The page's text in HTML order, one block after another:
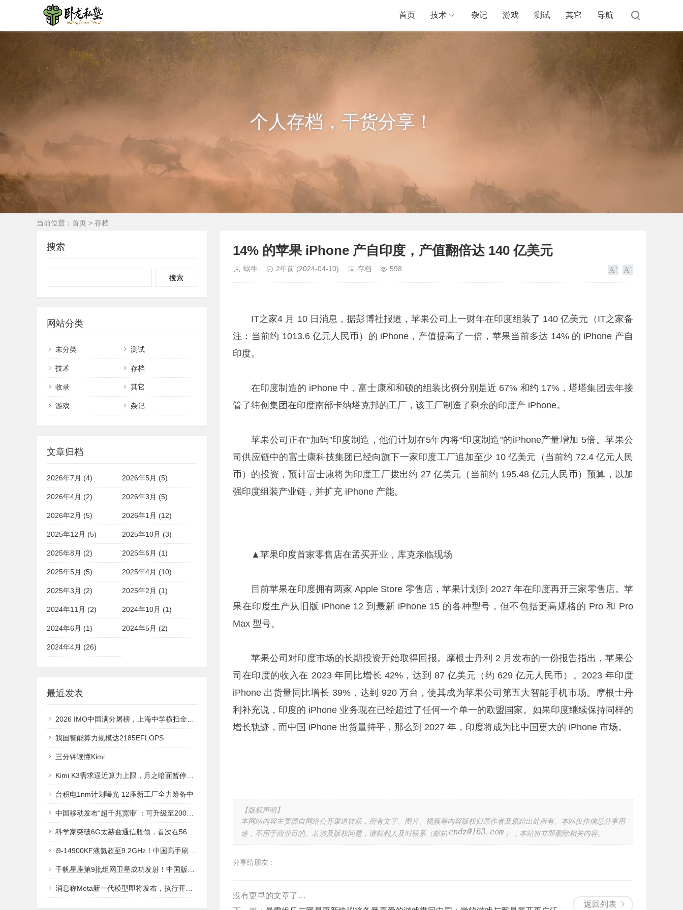
首页 技术 杂记 游戏 测试 其它 导航
个人存档，干货分享！
当前位置： 首页 > 存档
14% 的苹果 iPhone 产自印度，产值翻倍达 140 亿美元
蜗牛 2年前 (2024-04-10) 存档 598
IT之家4 月 10 日消息，据彭博社报道，苹果公司上一财年在印度组装了 140 亿美元（IT之家备
注：当前约 1013.6 亿元人民币）的 iPhone，产值提高了一倍，苹果当前多达 14% 的 iPhone 产自
印度。
在印度制造的 iPhone 中，富士康和和硕的组装比例分别是近 67% 和约 17%，塔塔集团去年接
管了纬创集团在印度南部卡纳塔克邦的工厂，该工厂制造了剩余的印度产 iPhone。
苹果公司正在“加码”印度制造，他们计划在5年内将“印度制造”的iPhone产量增加 5倍。苹果公
司供应链中的富士康科技集团已经向旗下一家印度工厂追加至少 10 亿美元（当前约 72.4 亿元人民
币）的投资，预计富士康将为印度工厂拨出约 27 亿美元（当前约 195.48 亿元人民币）预算，以加
强印度组装产业链，并扩充 iPhone 产能。
▲苹果印度首家零售店在孟买开业，库克亲临现场
目前苹果在印度拥有两家 Apple Store 零售店，苹果计划到 2027 年在印度再开三家零售店。苹
果在印度生产从旧版 iPhone 12 到最新 iPhone 15 的各种型号，但不包括更高规格的 Pro 和 Pro
Max 型号。
苹果公司对印度市场的长期投资开始取得回报。摩根士丹利 2 月发布的一份报告指出，苹果公
司在印度的收入在 2023 年同比增长 42%，达到 87 亿美元（约 629 亿元人民币）。2023 年印度
iPhone 出货量同比增长 39%，达到 920 万台，使其成为苹果公司第五大智能手机市场。摩根士丹
利补充说，印度的 iPhone 业务现在已经超过了任何一个单一的欧盟国家。如果印度继续保持同样的
增长轨迹，而中国 iPhone 出货量持平，那么到 2027 年，印度将成为比中国更大的 iPhone 市场。
【版权声明】
本网站内容主要源自网络公开渠道转载，所有文字、图片、视频等内容版权归原作者及原始出处所有。本站仅作信息分享用
途，不用于商业目的。若涉及版权问题，请权利人及时联系（邮箱
），本站将立即删除相关内容。
分享给朋友：
返回列表
没有更早的文章了…
搜索
网站分类
未分类 测试
技术 存档
收录 其它
游戏 杂记
文章归档
2026年7月 (4) 2026年5月 (5)
2026年4月 (2) 2026年3月 (5)
2026年2月 (5) 2026年1月 (12)
2025年12月 (5) 2025年10月 (3)
2025年8月 (2) 2025年6月 (1)
2025年5月 (5) 2025年4月 (10)
2025年3月 (2) 2025年2月 (1)
2024年11月 (2) 2024年10月 (1)
2024年6月 (1) 2024年5月 (2)
2024年4月 (26)
最近发表
2026 IMO中国满分屠榜，上海中学横扫金牌！GPT-5.6再现AlphaGO时刻
我国智能算力规模达2185EFLOPS
三分钟读懂Kimi
Kimi K3需求逼近算力上限，月之暗面暂停新增订阅
台积电1nm计划曝光 12座新工厂全力筹备中
中国移动发布“超千兆宽带”：可升级至2000Mbps 彻底不卡
科学家突破6G太赫兹通信瓶颈，首次在560GHz频段实现112Gbps无线传输
i9-14900KF液氦超至9.2GHz！中国高手刷新CPU频率记录
千帆星座第9批组网卫星成功发射！中国版星链全球组网进入快车道
消息称Meta新一代模型即将发布，执行开源与闭源混合策略